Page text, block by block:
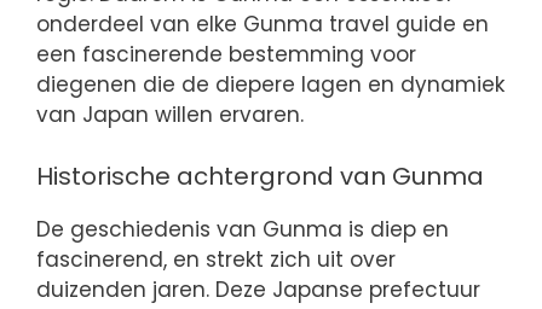
onderdeel van elke Gunma travel guide en
een fascinerende bestemming voor
diegenen die de diepere lagen en dynamiek
van Japan willen ervaren.
Historische achtergrond van Gunma
De geschiedenis van Gunma is diep en
fascinerend, en strekt zich uit over
duizenden jaren. Deze Japanse prefectuur